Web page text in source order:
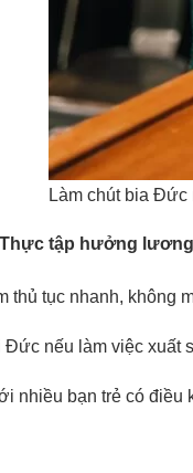
Làm chút bia Đức
tập hưởng
thủ tục nhanh, không
nếu làm việc xuất
nhiều bạn trẻ có điều